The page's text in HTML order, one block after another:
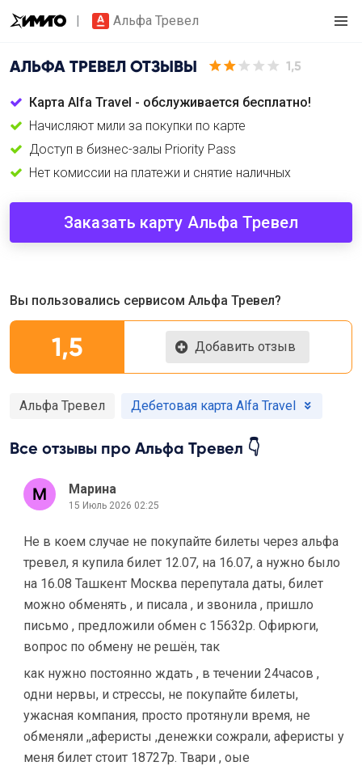
Альфа Тревел
АЛЬФА ТРЕВЕЛ ОТЗЫВЫ 1,5
Карта Alfa Travel - обслуживается бесплатно!
Начисляют мили за покупки по карте
Доступ в бизнес-залы Priority Pass
Нет комиссии на платежи и снятие наличных
Заказать карту Альфа Тревел
Вы пользовались сервисом Альфа Тревел?
1,5 Добавить отзыв
Альфа Тревел Дебетовая карта Alfa Travel
Все отзывы про Альфа Тревел 👇
Марина
15 Июль 2026 02:25
Не в коем случае не покупайте билеты через альфа
тревел, я купила билет 12.07, на 16.07, а нужно было
на 16.08 Ташкент Москва перепутала даты, билет
можно обменять , и писала , и звонила , пришло
письмо , предложили обмен с 15632р. Офирюги,
вопрос по обмену не решён, так
как нужно постоянно ждать , в течении 24часов ,
одни нервы, и стрессы, не покупайте билеты,
ужасная компания, просто протянули время, не
обменяли ,,аферисты ,денежки сожрали, аферисты у
меня билет стоит 18727р. Твари , оые